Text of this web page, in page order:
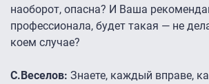
наоборот, опасна? И Ваша
профессионала, будет такая — не
коем случае?
С.Веселов: Знаете, каждый вправе,